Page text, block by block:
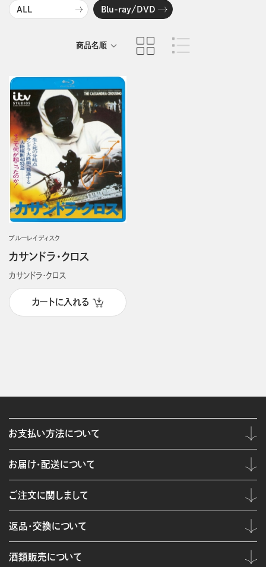
ALL Blu-ray/DVD
商品名順
ブルーレイディスク
カサンドラ・クロス
カサンドラ・クロス
カートに入れる
お支払い方法について
お届け・配送について
ご注文に関しまして
返品・交換について
酒類販売について